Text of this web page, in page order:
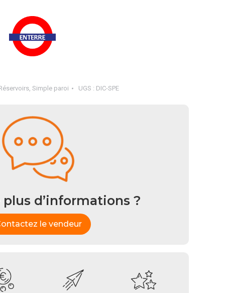
, Simple paroi UGS : DIC-SPE
plus d’informations ?
le vendeur